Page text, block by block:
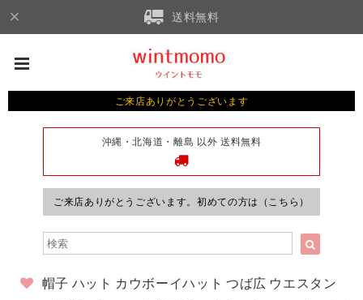
送料無料
ご来店ありがとうございます
沖縄・北海道・離島 以外 送料無料
ご来店ありがとうございます。初めての方は（こちら）
帽子 ハット カウボーイハット つば広 ウエスタン